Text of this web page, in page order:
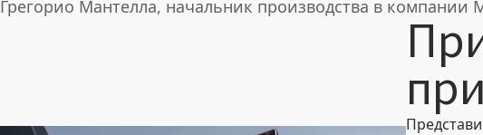
Грегорио Мантелла, начальник производства в компании